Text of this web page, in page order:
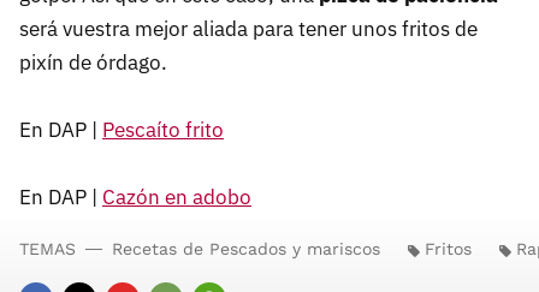
será vuestra mejor aliada para tener unos fritos de
pixín de órdago.
En DAP | Pescaíto frito
En DAP | Cazón en adobo
TEMAS Recetas de Pescados y mariscos Fritos